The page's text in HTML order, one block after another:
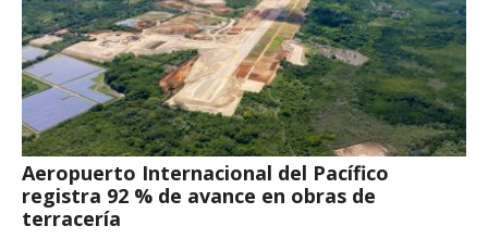
Aeropuerto Internacional del Pacífico
registra 92 % de avance en obras de
terracería